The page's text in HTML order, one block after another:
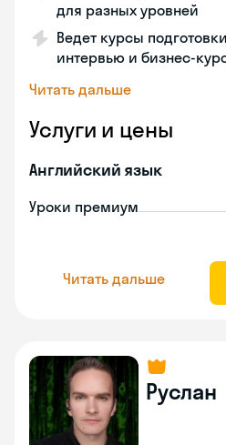
для разных уровней
Ведет курсы
интервью и бизнес-
Читать дальше
Услуги и цены
Английский язык
Уроки премиум
Читать дальше
Руслан